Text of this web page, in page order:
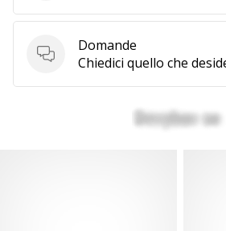
Domande
Domande
Chiedici quello che